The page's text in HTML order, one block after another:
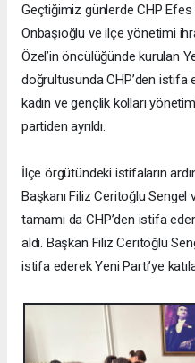
Geçtiğimiz günlerde CHP Efes
Onbaşıoğlu ve ilçe yönetimi
Özel’in öncülüğünde kurulan
doğrultusunda CHP’den istifa
kadın ve gençlik kolları
partiden ayrıldı.
İlçe örgütündeki istifaların
Başkanı Filiz Ceritoğlu
tamamı da CHP’den istifa
aldı. Başkan Filiz Ceritoğlu
istifa ederek Yeni Parti’ye